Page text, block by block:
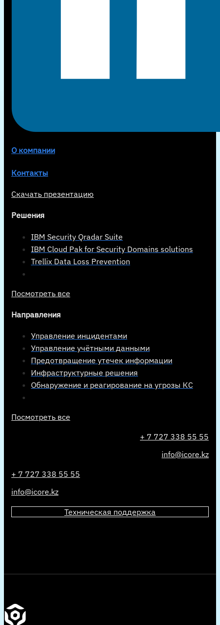
О компании
Контакты
Скачать презентацию
Решения
IBM Security Qradar Suite
IBM Cloud Pak for Security Domains solutions
Trellix Data Loss Prevention
Посмотреть все
Направления
Управление инцидентами
Управление учётными данными
Предотвращение утечек информации
Инфраструктурные решения
Обнаружение и реагирование на угрозы КС
Посмотреть все
+ 7 727 338 55 55
info@icore.kz
+ 7 727 338 55 55
info@icore.kz
Техническая поддержка